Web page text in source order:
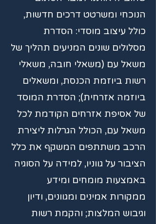
הנוכחי ומשרטט דרכים חדשות,
כולל עיצוב מוסדי: הסדרת
מסלולים שונים המניעים תהליך של
משאל עם (משאלי חובה, משאלי
רשות ביוזמת הכנסת, ומשאלים
ביוזמה אזרחית); הסדרת המוסד
של אסיפת אזרחים הקודמת לכל
משאל עם, הכולל הגרלות ליצירת
הרכב משתתפים המשקף את כלל
הציבור על גווניו, למידה על הסוגיה
באמצעות מומחים ומידע
ממקורות אמינים ומגוונים, ודיון
וגיבוש המלצות; והקמת רשות